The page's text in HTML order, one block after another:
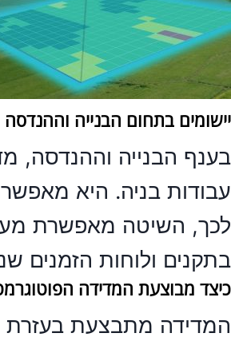
יישומים בתחום הבנייה וההנדסה
בענף הבנייה וההנדסה,
עבודות בניה. היא
לכך, השיטה מאפשרת
בתקנים ולוחות הזמנים
כיצד מבוצעת המדידה
המדידה מתבצעת בעזרת